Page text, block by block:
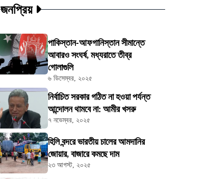
জনপ্রিয়
পাকিস্তান-আফগানিস্তান সীমান্তে
আবারও সংঘর্ষ, মধ্যরাতে তীব্র
গোলাগুলি
৬ ডিসেম্বর, ২০২৫
নির্বাচিত সরকার গঠিত না হওয়া পর্যন্ত
আন্দোলন থামবে না: আমীর খসরু
৭ নভেম্বর, ২০২৫
হিলি বন্দরে ভারতীয় চালের আমদানির
জোয়ার, বাজারে কমছে দাম
২৩ আগস্ট, ২০২৫